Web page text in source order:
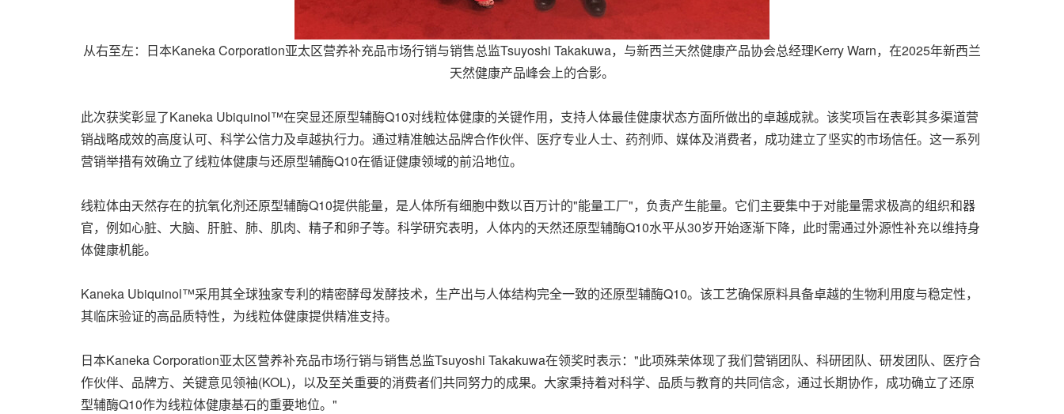
从右至左：日本Kaneka Corporation亚太区营养补充品市场行销与销售总监Tsuyoshi Takakuwa，与新西兰天然健康产品协会总经理Kerry Warn，在2025年新西兰
天然健康产品峰会上的合影。
此次获奖彰显了Kaneka Ubiquinol™在突显还原型辅酶Q10对线粒体健康的关键作用，支持人体最佳健康状态方面所做出的卓越成就。该奖项旨在表彰其多渠道营
销战略成效的高度认可、科学公信力及卓越执行力。通过精准触达品牌合作伙伴、医疗专业人士、药剂师、媒体及消费者，成功建立了坚实的市场信任。这一系列
营销举措有效确立了线粒体健康与还原型辅酶Q10在循证健康领域的前沿地位。
线粒体由天然存在的抗氧化剂还原型辅酶Q10提供能量，是人体所有细胞中数以百万计的"能量工厂"，负责产生能量。 它们主要集中于对能量需求极高的组织和器
官，例如心脏、大脑、肝脏、肺、肌肉、精子和卵子等。 科学研究表明， 人体内的天然还原型辅酶Q10水平从30岁开始逐渐下降，此时需通过外源性补充以维持身
体健康机能。
Kaneka Ubiquinol™采用其全球独家专利的精密酵母发酵技术，生产出与人体结构完全一致的还原型辅酶Q10。该工艺确保原料具备卓越的生物利用度与稳定性，
其临床验证的高品质特性，为线粒体健康提供精准支持。
日本Kaneka Corporation亚太区营养补充品市场行销与销售总监Tsuyoshi Takakuwa在领奖时表示："此项殊荣体现了我们营销团队、科研团队、研发团队、医疗合
作伙伴、品牌方、关键意见领袖(KOL)，以及至关重要的消费者们共同努力的成果。大家秉持着对科学、品质与教育的共同信念，通过长期协作，成功确立了还原
型辅酶Q10作为线粒体健康基石的重要地位。"